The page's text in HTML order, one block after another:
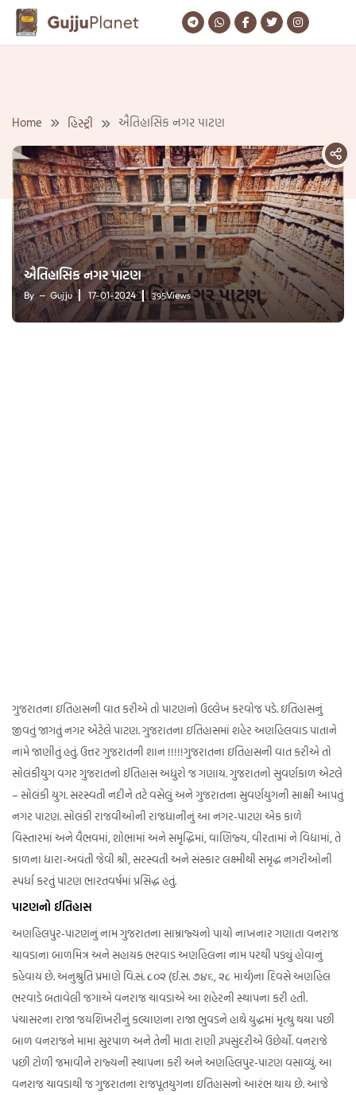
Skip
Home હિસ્ટ્રી ઐતિહાસિક નગર પાટણ
ઐતિહાસિક નગર પાટણ
By Gujju 17-01-2024 395Views
ગુજરાતના ઇતિહાસની વાત કરીએ તો પાટણનો ઉલ્લેખ કરવોજ પડે. ઇતિહાસનું
જીવતું જાગતું નગર એટેલે પાટણ. ગુજરાતના ઇતિહાસમાં શહેર અણહિલવાડ પાતાને
નામે જાણીતું હતું. ઉત્તર ગુજરાતની શાન !!!!!ગુજરાતના ઇતિહાસની વાત કરીએ તો
સોલંકીયુગ વગર ગુજરાતનો ઈતિહાસ અધુરો જ ગણાય. ગુજરાતનો સુવર્ણકાળ એટલે
– સોલંકી યુગ. સરસ્વતી નદીને તટે વસેલું અને ગુજરાતના સુવર્ણયુગની સાક્ષી આપતું
નગર પાટણ. સોલંકી રાજવીઓની રાજધાનીનું આ નગર-પાટણ એક કાળે
વિસ્‍તારમાં અને વૈભવમાં, શોભામાં અને સમૃદ્ધિમાં, વાણિજ્ય, વીરતામાં ને વિદ્યામાં, તે
કાળના ધારા-અવંતી જેવી શ્રી, સરસ્‍વતી અને સંસ્‍કાર લક્ષ્‍મીથી સમૃદ્ધ નગરીઓની
સ્‍પર્ધા કરતું પાટણ ભારતવર્ષમાં પ્રસિદ્ધ હતું.
પાટણનો ઈતિહાસ
અણહિલપુર-પાટણનું નામ ગુજરાતના સામ્રાજ્યનો પાયો નાખનાર ગણાતા વનરાજ
ચાવડાના બાળમિત્ર અને સહાયક ભરવાડ અણહિલના નામ પરથી પડ્યું હોવાનું
કહેવાય છે. અનુશ્રુતિ પ્રમાણે વિ.સં. ૮૦૨ (ઈ.સ. ૭૪૬, ૨૮ માર્ચ)ના દિવસે અણહિલ
ભરવાડે બતાવેલી જગાએ વનરાજ ચાવડાએ આ શહેરની સ્‍થાપના કરી હતી.
પંચાસરના રાજા જયશિખરીનું કલ્‍યાણના રાજા ભુવડને હાથે યુદ્ધમાં મૃત્‍યુ થયા પછી
બાળ વનરાજને મામા સુરપાળ અને તેની માતા રાણી રૂપસુંદરીએ ઉછેર્યો. વનરાજે
પછી ટોળી જમાવીને રાજ્યની સ્‍થાપના કરી અને અણહિલપુર-પાટણ વસાવ્‍યું. આ
વનરાજ ચાવડાથી જ ગુજરાતના રાજપૂતયુગના ઇતિહાસનો આરંભ થાય છે. આજે